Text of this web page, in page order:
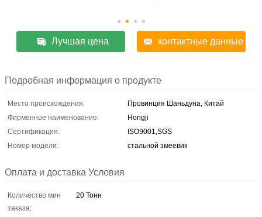
Лучшая цена контактные данные
Подробная информация о продукте
Место происхождения:
Провинция Шаньдуна, Китай
Фирменное наименование:
Hongji
Сертификация:
ISO9001,SGS
Номер модели:
стальной змеевик
Оплата и доставка Условия
Количество мин
заказа:
20 Тонн